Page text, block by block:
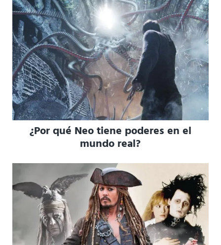
¿Por qué Neo tiene poderes en el
mundo real?